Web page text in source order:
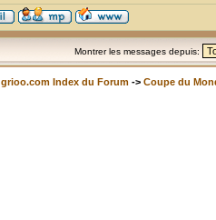
Montrer les messages depuis:
grioo.com Index du Forum -> Coupe du